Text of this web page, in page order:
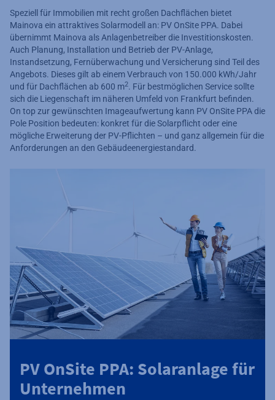
Speziell für Immobilien mit recht großen Dachflächen bietet
Mainova ein attraktives Solarmodell an: PV OnSite PPA. Dabei
übernimmt Mainova als Anlagenbetreiber die Investitionskosten.
Auch Planung, Installation und Betrieb der PV-Anlage,
Instandsetzung, Fernüberwachung und Versicherung sind Teil des
Angebots. Dieses gilt ab einem Verbrauch von 150.000 kWh/Jahr
und für Dachflächen ab 600 m2. Für bestmöglichen Service sollte
sich die Liegenschaft im näheren Umfeld von Frankfurt befinden.
On top zur gewünschten Imageaufwertung kann PV OnSite PPA die
Pole Position bedeuten: konkret für die Solarpflicht oder eine
mögliche Erweiterung der PV-Pflichten – und ganz allgemein für die
Anforderungen an den Gebäudeenergiestandard.
PV OnSite PPA: Solaranlage für
Unternehmen